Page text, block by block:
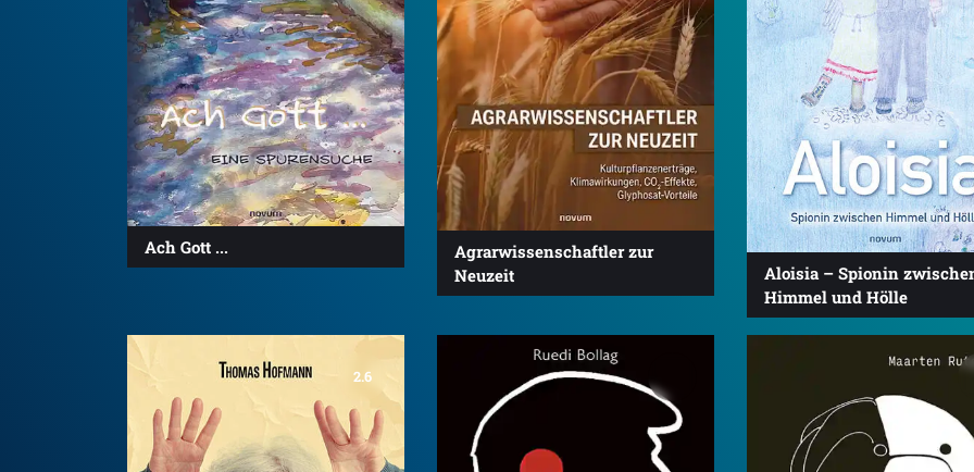
Ach Gott ...
Agrarwissenschaftler zur
Neuzeit
Aloisia – Spionin
Himmel und Hölle
2.6